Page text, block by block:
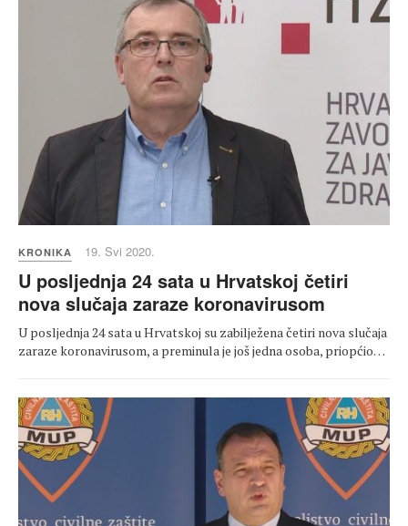
KRONIKA 19. Svi 2020.
U posljednja 24 sata u Hrvatskoj četiri
nova slučaja zaraze koronavirusom
U posljednja 24 sata u Hrvatskoj su zabilježena četiri nova slučaja
zaraze koronavirusom, a preminula je još jedna osoba, priopćio…